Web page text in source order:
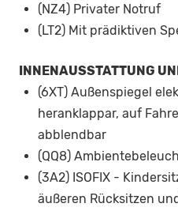
(NZ4) Privater Notruf
(LT2) Mit prädiktiven
INNENAUSSTATTUNG
(6XT) Außenspiegel
heranklappar, auf
abblendbar
(QQ8)
(3A2) ISOFIX -
äußeren Rücksitzen